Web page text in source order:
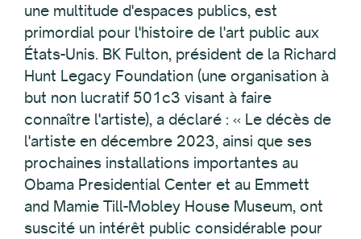
une multitude d'espaces publics, est
primordial pour l'histoire de l'art public aux
États-Unis. BK Fulton, président de la Richard
Hunt Legacy Foundation (une organisation à
but non lucratif 501c3 visant à faire
connaître l'artiste), a déclaré : « Le décès de
l'artiste en décembre 2023, ainsi que ses
prochaines installations importantes au
Obama Presidential Center et au Emmett
and Mamie Till-Mobley House Museum, ont
suscité un intérêt public considérable pour